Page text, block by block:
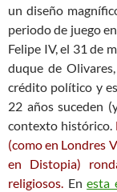
un diseño
periodo de juego
Felipe IV, el 31 de
duque de
crédito político y
22 años suceden
contexto histórico.
(como en Londres
en Distopia)
religiosos. Enesta